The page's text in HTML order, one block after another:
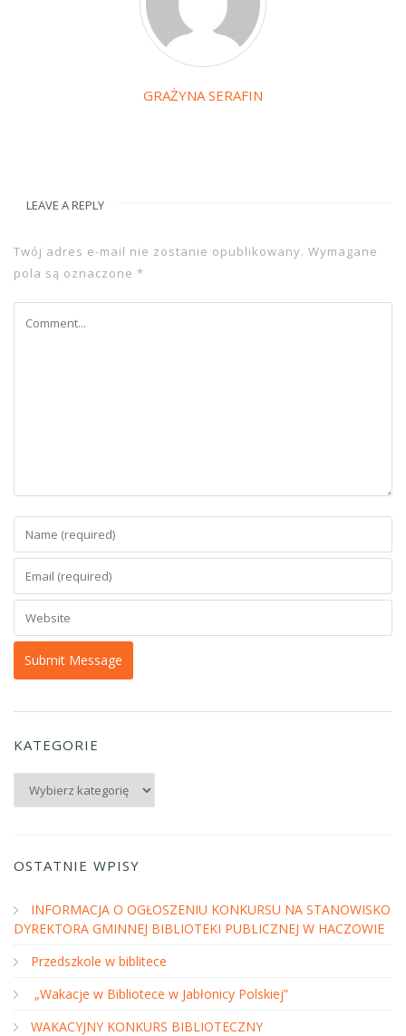
GRAŻYNA SERAFIN
LEAVE A REPLY
Twój adres e-mail nie zostanie opublikowany. Wymagane
pola są oznaczone *
KATEGORIE
OSTATNIE WPISY
INFORMACJA O OGŁOSZENIU KONKURSU NA STANOWISKO
DYREKTORA GMINNEJ BIBLIOTEKI PUBLICZNEJ W HACZOWIE
Przedszkole w biblitece
„Wakacje w Bibliotece w Jabłonicy Polskiej”
WAKACYJNY KONKURS BIBLIOTECZNY